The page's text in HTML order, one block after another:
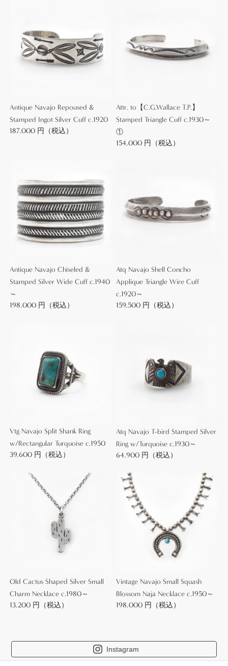
も推定可能となっています。
いオリジナリティや味わいを感じさせます。
ポップな印象のデザインと、プリミティブなシルバ
ーワークが融合する事により、ビンテージインディ
また、アイコニックなモチーフの表情は、日常のス
タイルにさり気なくも違いをもたらしてくれるアイ
テムであり、リラックス感のあるデザインと、石の
付かないソリッドなシルバーの質感により、多くの
スタイルにフィットさせることが出来る高い汎用性
ツーリストジュエリーとして作られたとても小さな
作品ながら、細部には作者や工房のオリジナリティ
◆着用サンプル画像はこちら◆
用感の無いとても良好な状態を保っています。
Antique Navajo Repoused &
Stamped Ingot Silver Cuff c.1920
187,000 円（税込）
Attr. to【C.G.Wallace T.P.】
Stamped Triangle Cuff c.1930～
①
154,000 円（税込）
Antique Navajo Chiseled &
Stamped Silver Wide Cuff c.1940
～
198,000 円（税込）
Atq Navajo Shell Concho
Applique Triangle Wire Cuff
c.1920～
159,500 円（税込）
Vtg Navajo Split Shank Ring
w/Rectangular Turquoise c.1950
39,600 円（税込）
Atq Navajo T-bird Stamped Silver
Ring w/Turquoise c.1930～
64,900 円（税込）
Old Cactus Shaped Silver Small
Charm Necklace c.1980～
13,200 円（税込）
Vintage Navajo Small Squash
Blossom Naja Necklace c.1950～
198,000 円（税込）
Instagram